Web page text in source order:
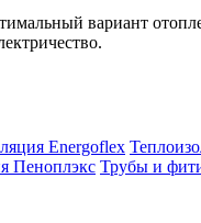
вариант
Energoflex
Пеноплэкс Трубы и